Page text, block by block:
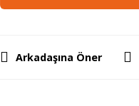
Arkadaşına Öner